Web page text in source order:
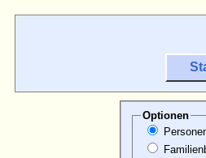
Optionen